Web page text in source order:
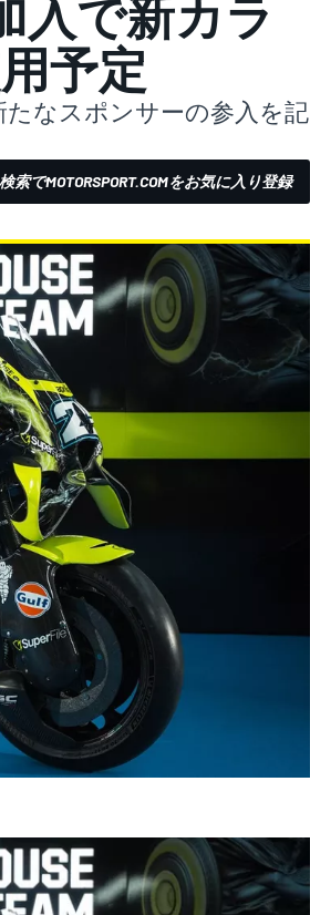
入で新カラ
予定
たなスポンサーの参入を記
検索でMOTORSPORT.COMをお気に入り登録